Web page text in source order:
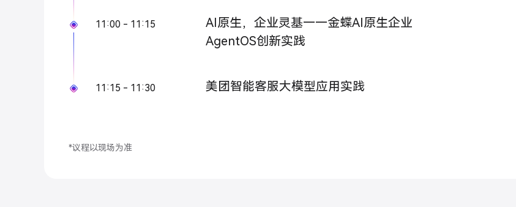
11:00 - 11:15
AI原生，企业灵基——金蝶AI原生企业
AgentOS创新实践
11:15 - 11:30 美团智能客服大模型应用实践
*议程以现场为准